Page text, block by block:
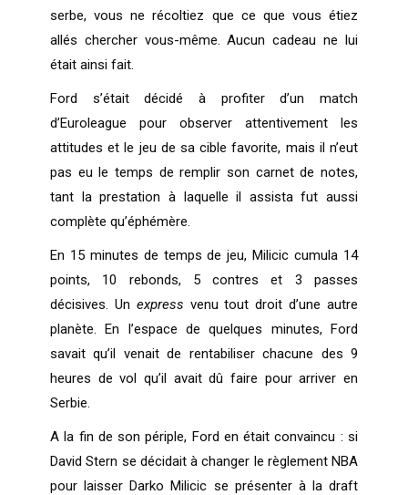
serbe, vous ne récoltiez que ce que vous étiez
allés chercher vous-même. Aucun cadeau ne lui
était ainsi fait.
Ford s’était décidé à profiter d’un match
d’Euroleague pour observer attentivement les
attitudes et le jeu de sa cible favorite, mais il n’eut
pas eu le temps de remplir son carnet de notes,
tant la prestation à laquelle il assista fut aussi
complète qu’éphémère.
En 15 minutes de temps de jeu, Milicic cumula 14
points, 10 rebonds, 5 contres et 3 passes
décisives. Un express venu tout droit d’une autre
planète. En l’espace de quelques minutes, Ford
savait qu’il venait de rentabiliser chacune des 9
heures de vol qu’il avait dû faire pour arriver en
Serbie.
A la fin de son périple, Ford en était convaincu : si
David Stern se décidait à changer le règlement NBA
pour laisser Darko Milicic se présenter à la draft